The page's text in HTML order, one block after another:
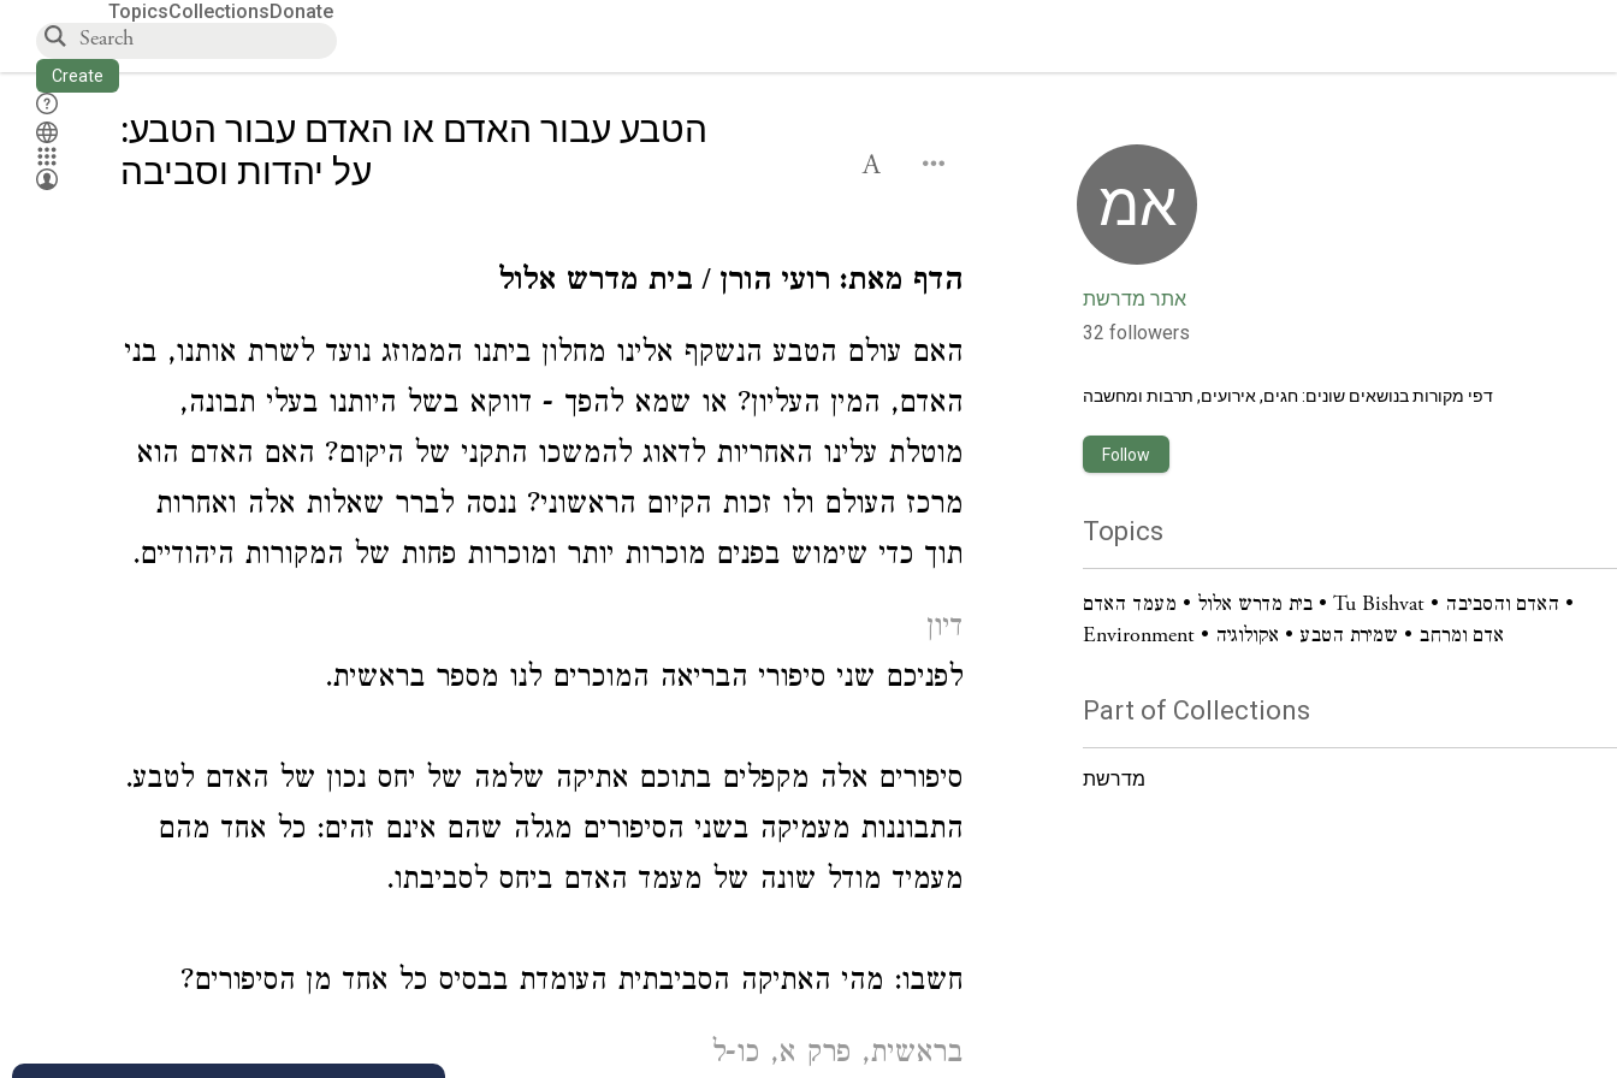
TopicsCollectionsDonate
Create
הטבע עבור האדם או האדם עבור הטבע:
על יהדות וסביבה
הדף מאת: רועי הורן / בית מדרש אלול
האם עולם הטבע הנשקף אלינו מחלון ביתנו הממוזג נועד לשרת אותנו, בני
האדם, המין העליון? או שמא להפך - דווקא בשל היותנו בעלי תבונה,
מוטלת עלינו האחריות לדאוג להמשכו התקני של היקום? האם האדם הוא
מרכז העולם ולו זכות הקיום הראשוני? ננסה לברר שאלות אלה ואחרות
תוך כדי שימוש בפנים מוכרות יותר ומוכרות פחות של המקורות היהודיים.
דיון
לפניכם שני סיפורי הבריאה המוכרים לנו מספר בראשית.
סיפורים אלה מקפלים בתוכם אתיקה שלמה של יחס נכון של האדם לטבע.
התבוננות מעמיקה בשני הסיפורים מגלה שהם אינם זהים: כל אחד מהם
מעמיד מודל שונה של מעמד האדם ביחס לסביבתו.
חשבו: מהי האתיקה הסביבתית העומדת בבסיס כל אחד מן הסיפורים?
בראשית, פרק א, כו-ל
אמ
אתר מדרשת
32 followers
דפי מקורות בנושאים שונים: חגים, אירועים, תרבות ומחשבה
Follow
Topics
מעמד האדם בית מדרש אלול Tu Bishvat
האדם והסביבה
Environment
אקולוגיה שמירת הטבע אדם ומרחב
Part of Collections
מדרשת